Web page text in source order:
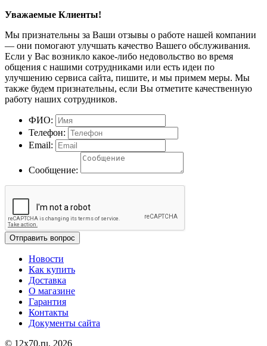
Уважаемые Клиенты!
Мы признательны за Ваши отзывы о работе нашей компании
— они помогают улучшать качество Вашего обслуживания.
Если у Вас возникло какое-либо недовольство во время
общения с нашими сотрудниками или есть идеи по
улучшению сервиса сайта, пишите, и мы примем меры. Мы
также будем признательны, если Вы отметите качественную
работу наших сотрудников.
ФИО:
Телефон:
Email:
Сообщение:
Отправить вопрос
Новости
Как купить
Доставка
О магазине
Гарантия
Контакты
Документы сайта
© 12x70.ru, 2026